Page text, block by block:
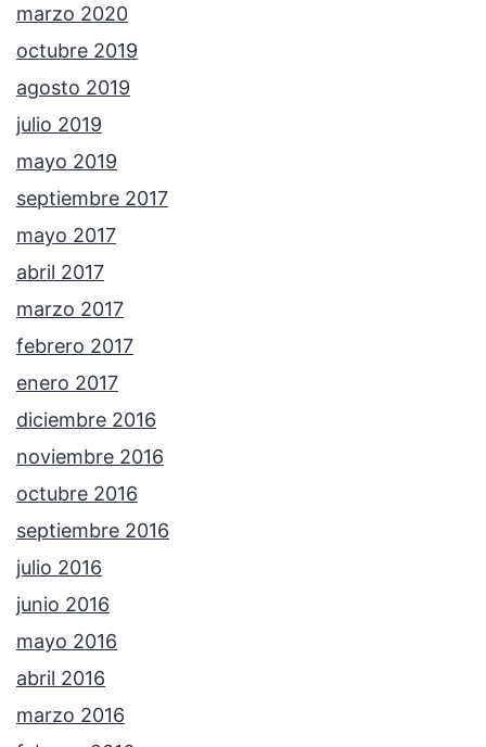
marzo 2020
octubre 2019
agosto 2019
julio 2019
mayo 2019
septiembre 2017
mayo 2017
abril 2017
marzo 2017
febrero 2017
enero 2017
diciembre 2016
noviembre 2016
octubre 2016
septiembre 2016
julio 2016
junio 2016
mayo 2016
abril 2016
marzo 2016